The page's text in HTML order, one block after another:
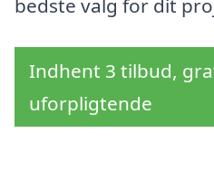
bedste valg for dit
Indhent 3 tilbud,
uforpligtende